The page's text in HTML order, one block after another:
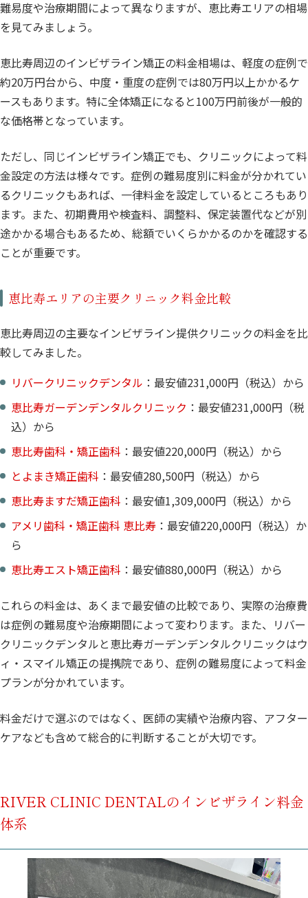
難易度や治療期間によって異なりますが、恵比寿エリアの相場
を見てみましょう。
恵比寿周辺のインビザライン矯正の料金相場は、軽度の症例で
約20万円台から、中度・重度の症例では80万円以上かかるケ
ースもあります。特に全体矯正になると100万円前後が一般的
な価格帯となっています。
ただし、同じインビザライン矯正でも、クリニックによって料
金設定の方法は様々です。症例の難易度別に料金が分かれてい
るクリニックもあれば、一律料金を設定しているところもあり
ます。また、初期費用や検査料、調整料、保定装置代などが別
途かかる場合もあるため、総額でいくらかかるのかを確認する
ことが重要です。
恵比寿エリアの主要クリニック料金比較
恵比寿周辺の主要なインビザライン提供クリニックの料金を比
較してみました。
リバークリニックデンタル ：最安値231,000円（税込）から
恵比寿ガーデンデンタルクリニック ：最安値231,000円（税
込）から
恵比寿歯科・矯正歯科 ：最安値220,000円（税込）から
とよまき矯正歯科 ：最安値280,500円（税込）から
恵比寿ますだ矯正歯科 ：最安値1,309,000円（税込）から
アメリ歯科・矯正歯科 恵比寿 ：最安値220,000円（税込）か
ら
恵比寿エスト矯正歯科 ：最安値880,000円（税込）から
これらの料金は、あくまで最安値の比較であり、実際の治療費
は症例の難易度や治療期間によって変わります。また、リバー
クリニックデンタルと恵比寿ガーデンデンタルクリニックはウ
ィ・スマイル矯正の提携院であり、症例の難易度によって料金
プランが分かれています。
料金だけで選ぶのではなく、医師の実績や治療内容、アフター
ケアなども含めて総合的に判断することが大切です。
RIVER CLINIC DENTALのインビザライン料金
体系